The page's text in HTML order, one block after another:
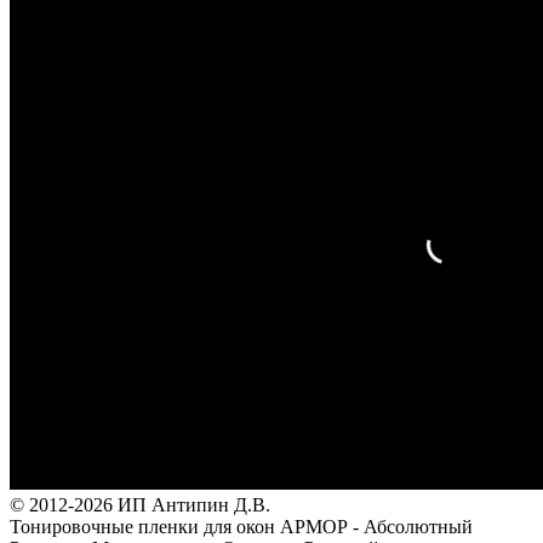
© 2012-2026 ИП Антипин Д.В.
Тонировочные пленки для окон АРМОР - Абсолютный